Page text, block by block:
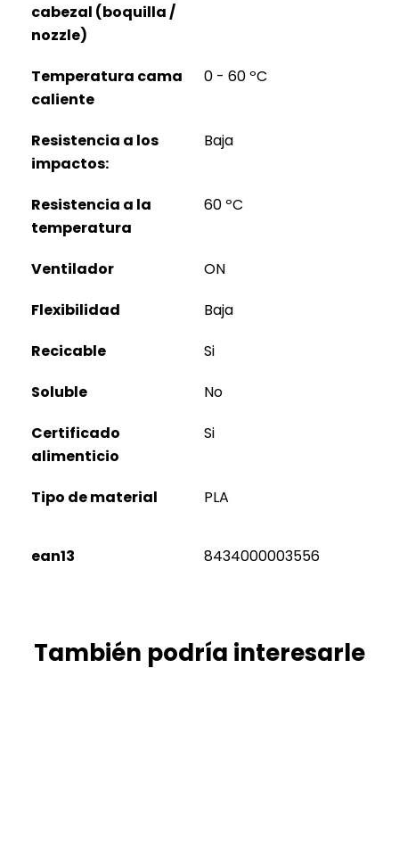
cabezal (boquilla /
nozzle)
Temperatura cama
caliente
0 - 60 ºC
Resistencia a los
impactos:
Baja
Resistencia a la
temperatura
60 ºC
Ventilador
ON
Flexibilidad
Baja
Recicable
Si
Soluble
No
Certificado
alimenticio
Si
Tipo de material PLA
ean13 8434000003556
También podría interesarle